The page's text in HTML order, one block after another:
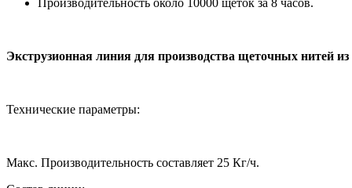
Экструзионная линия для производства щеточных нитей из
Технические параметры:
Макс. Производительность составляет 25 Кг/ч.